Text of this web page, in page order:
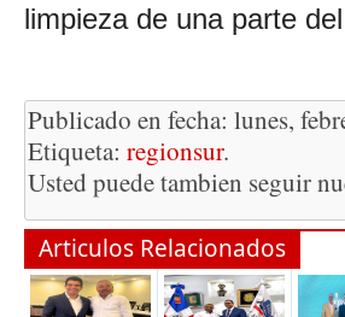
limpieza de una parte
Publicado en fecha: lunes,
Etiqueta: regionsur.
Usted puede tambien seguir
Articulos Relacionados